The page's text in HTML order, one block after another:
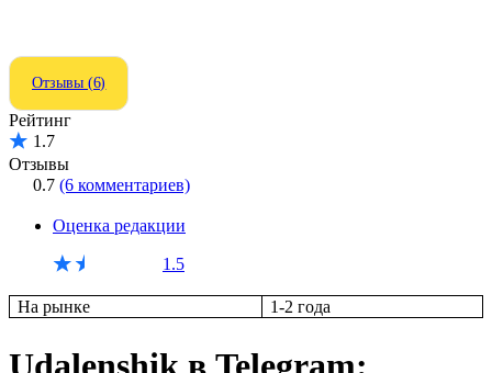
Отзывы (6)
Рейтинг
1.7
Отзывы
0.7 (6 комментариев)
Оценка редакции
1.5
На рынке 1-2 года